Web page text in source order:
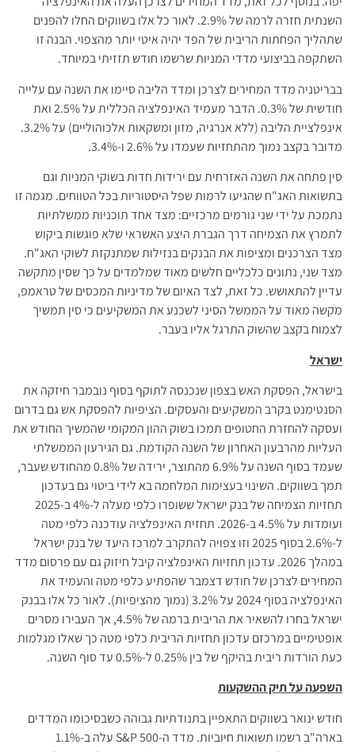
השנתית חזרה לרמה של 2.9%. לאור כל אלו בשווקים החלו להפנים
שתהליך הפחתות הריבית של הפד יהיה איטי יותר מהצפוי. הבנה זו
השתקפה בביצועי מדדי המניות שרשמו חודש תזזיתי במיוחד.
בבריטניה מדד המחירים לצרכן ומדד הליבה סיימו את השנה עם עלייה
חודשית של 0.3%. הדבר מעמיד האינפלציה הכללית על 2.5% ואת
אינפלציית הליבה (ללא אנרגיה, מזון ומשקאות אלכוהוליים) על 3.2%.
מדובר בקצב נמוך מהתחזיות שעמדו על 2.6% ו-3.4%.
סין פתחה את השנה האזרחית עם ירידות חדות בשוקי המניות וגם
בתשואות האג"ח שהגיעו לרמות שפל היסטוריות בכל הטווחים. מגמה זו
נתמכת על ידי שני גורמים מרכזיים: מצד אחד תוכניות ממשלתיות
לתמרץ את הצמיחה דרך הגברת היצע האשראי שלא פוגשות ביקוש
מצד הצרכנים ומציפות את הבנקים בנזילות שמתנקזת לשוקי האג"ח.
מצד שני, נתונים כלכליים חלשים מאוד שמלמדים על כך שסין מתקשה
עדיין להתאושש. כל זאת, לצד האיום של מדיניות המכסים של טראמפ,
מקשה מאוד על הממשל הסיני לשכנע את המשקיעים כי סין תמשיך
לצמוח בקצב שהשוק התרגל אליו בעבר.
ישראל
בישראל, הפסקת האש בצפון שנכנסה לתוקף בסוף נובמבר חיזקה את
הסנטימנט בקרב המשקיעים והעסקים. הציפיות להפסקת אש גם בדרום
ועסקה להחזרת החטופים תמכו בשוק ההון המקומי שהמשיך החודש את
העליות מהרבעון האחרון של השנה הקודמת. גם הגירעון הממשלתי
שעמד בסוף השנה על 6.9% מהתוצר, ירידה של 0.8% מהחודש שעבר,
תמך בשווקים. השינוי בעצימות המלחמה בא לידי ביטוי גם בעדכון
תחזיות הצמיחה של בנק ישראל ששופרו כלפי מעלה ל-4% ב-2025
ועומדות על 4.5% ב-2026. תחזית האינפלציה עודכנה כלפי מטה
ל-2.6% בסוף 2025 וזו צפויה להתקרב למרכז היעד של בנק ישראל
במהלך 2026. עדכון תחזיות האינפלציה קיבל חיזוק גם עם פרסום מדד
המחירים לצרכן של חודש דצמבר שהפתיע כלפי מטה והעמיד את
האינפלציה בסוף 2024 על 3.2% (נמוך מהציפיות). לאור כל אלו בבנק
ישראל בחרו להשאיר את הריבית ברמה של 4.5%, אך העבירו מסרים
אופטימיים במרכזם עדכון תחזיות הריבית כלפי מטה כך שאלו מגלמות
כעת הורדות ריבית בהיקף של בין 0.25% ל-0.5% עד סוף השנה.
השפעה על תיק ההשקעות
חודש ינואר בשווקים התאפיין בתנודתיות גבוהה כשבסיכומו המדדים
בארה"ב רשמו תשואות חיוביות. מדד ה-S&P 500 עלה ב-1.1%